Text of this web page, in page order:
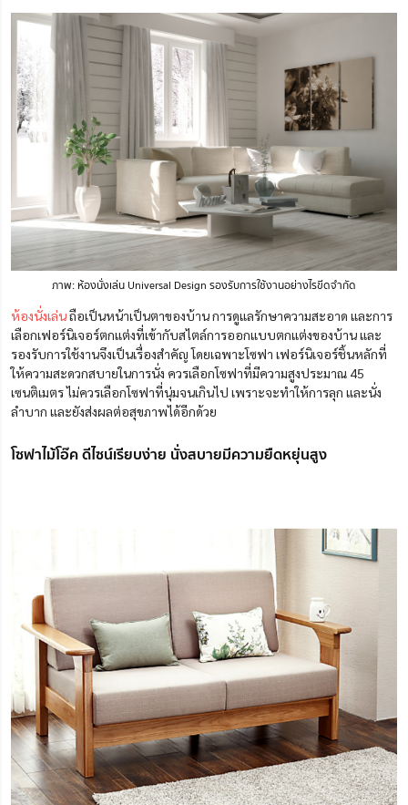
ภาพ: ห้องนั่งเล่น Universal Design รองรับการใช้งานอย่างไรขีดจำกัด
ห้องนั่งเล่นถือเป็นหน้าเป็นตาของบ้าน การดูแลรักษาความสะอาด และการ
เลือกเฟอร์นิเจอร์ตกแต่งที่เข้ากับสไตล์การออกแบบตกแต่งของบ้าน และ
รองรับการใช้งานจึงเป็นเรื่องสำคัญ โดยเฉพาะโซฟา เฟอร์นิเจอร์ชิ้นหลักที่
ให้ความสะดวกสบายในการนั่ง ควรเลือกโซฟาที่มีความสูงประมาณ 45
เซนติเมตร ไม่ควรเลือกโซฟาที่นุ่มจนเกินไป เพราะจะทำให้การลุก และนั่ง
ลำบาก และยังส่งผลต่อสุขภาพได้อีกด้วย
โซฟาไม้โอ๊ค ดีไซน์เรียบง่าย นั่งสบายมีความยืดหยุ่นสูง